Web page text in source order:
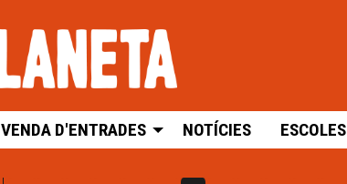
VENDA D'ENTRADES NOTÍCIES ESCOLES